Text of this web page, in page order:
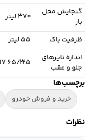
گنجایش محل
بار
۳۷۰ لیتر
ظرفیت باک
۵۵ لیتر
اندازه تایرهای
جلو و عقب
۶۵/۲۲۵ R 17
برچسب‌ها
خرید و فروش خودرو
نظرات